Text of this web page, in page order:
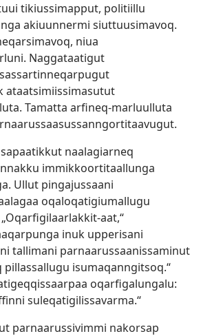
tikiussimapput, politiillu
akiuunnermi siuttuusimavoq.
niua
Naggataatigut
ataatsimiissimasutut
Tamatta arfineq-marluulluta
naalagiarneq
immikkoortitaallunga
Ullut pingajussaani
oqaloqatigiumallugu
aat,“
inuk upperisani
tallimani parnaarussaanissaminut
isumaqanngitsoq.“
oqarfigalungalu:
suleqatigilissavarma.“
parnaarussivimmi nakorsap